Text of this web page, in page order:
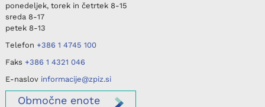
ponedeljek, torek in četrtek8-15
sreda 8-17
petek8-13
Telefon +386 1 4745 100
Faks +386 1 4321 046
E-naslov informacije@zpiz.si
Območneenote